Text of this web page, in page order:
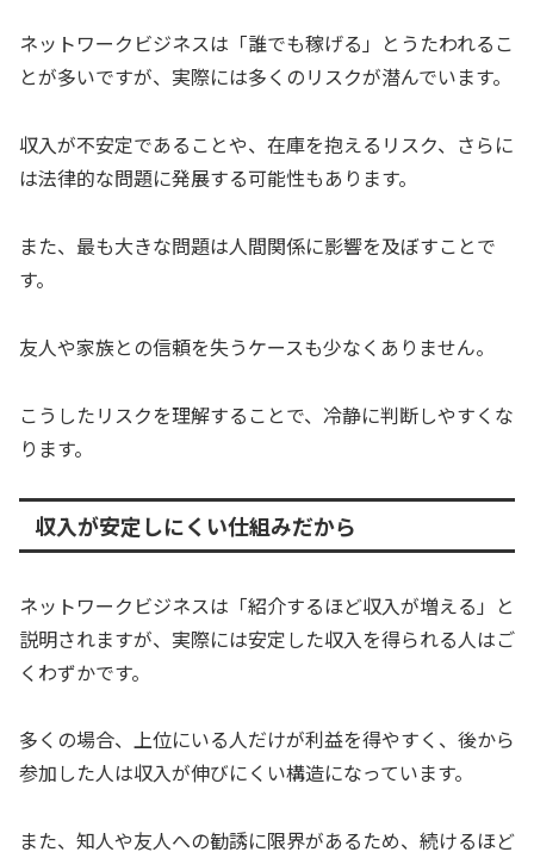
ネットワークビジネスは「誰でも稼げる」とうたわれるこ
とが多いですが、実際には多くのリスクが潜んでいます。
収入が不安定であることや、在庫を抱えるリスク、さらに
は法律的な問題に発展する可能性もあります。
また、最も大きな問題は人間関係に影響を及ぼすことで
す。
友人や家族との信頼を失うケースも少なくありません。
こうしたリスクを理解することで、冷静に判断しやすくな
ります。
収入が安定しにくい仕組みだから
ネットワークビジネスは「紹介するほど収入が増える」と
説明されますが、実際には安定した収入を得られる人はご
くわずかです。
多くの場合、上位にいる人だけが利益を得やすく、後から
参加した人は収入が伸びにくい構造になっています。
また、知人や友人への勧誘に限界があるため、続けるほど